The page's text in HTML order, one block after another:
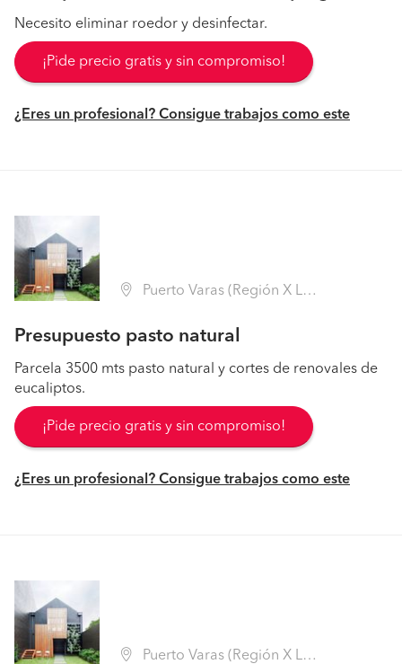
Necesito eliminar roedor y desinfectar.
¡Pide precio gratis y sin compromiso!
¿Eres un profesional? Consigue trabajos como este
Puerto Varas (Región X Los Lagos - Llanquihue)
Presupuesto pasto natural
Parcela 3500 mts pasto natural y cortes de renovales de
eucaliptos.
¡Pide precio gratis y sin compromiso!
¿Eres un profesional? Consigue trabajos como este
Puerto Varas (Región X Los Lagos - Llanquihue)